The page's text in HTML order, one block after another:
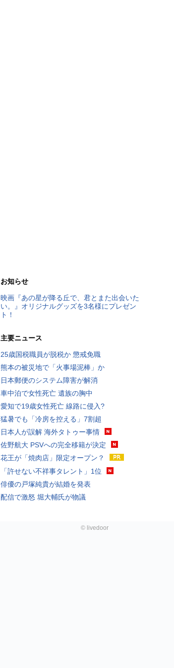
お知らせ
映画『あの星が降る丘で、君とまた出会いた
い。』オリジナルグッズを3名様にプレゼン
ト！
主要ニュース
25歳国税職員が脱税か 懲戒免職
熊本の被災地で「火事場泥棒」か
日本郵便のシステム障害が解消
車中泊で女性死亡 遺族の胸中
愛知で19歳女性死亡 線路に侵入?
猛暑でも「冷房を控える」7割超
日本人が誤解 海外タトゥー事情
佐野航大 PSVへの完全移籍が決定
花王が「焼肉店」限定オープン？
「許せない不祥事タレント」1位
俳優の戸塚純貴が結婚を発表
配信で激怒 堀大輔氏が物議
© livedoor